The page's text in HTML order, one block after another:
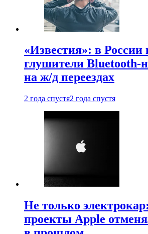
«Известия»: в
глушители Bluetooth-
на ж/д переездах
2 года спустя2 года спустя
Не только
проекты Apple